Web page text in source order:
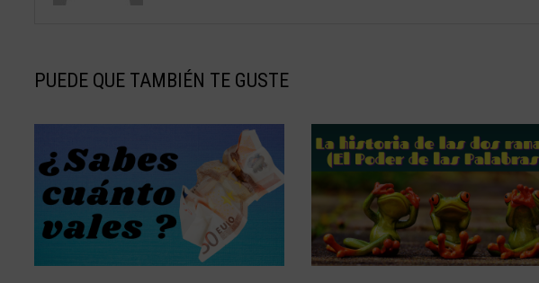
PUEDE QUE TAMBIÉN TE GUSTE